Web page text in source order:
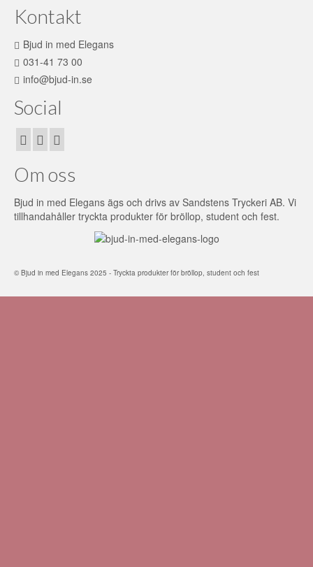
Kontakt
Bjud in med Elegans
031-41 73 00
info@bjud-in.se
Social
Om oss
Bjud in med Elegans ägs och drivs av Sandstens Tryckeri AB. Vi
tillhandahåller tryckta produkter för bröllop, student och fest.
© Bjud in med Elegans 2025 - Tryckta produkter för bröllop, student och fest